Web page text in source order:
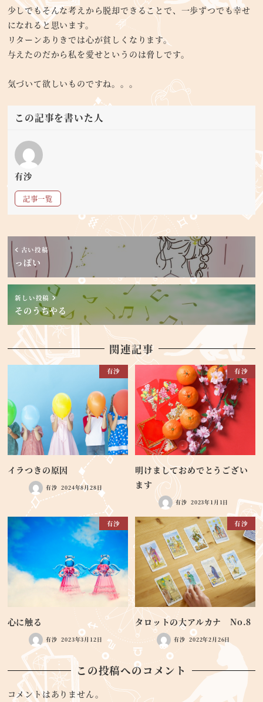
少しでもそんな考えから脱却できることで、一歩ずつでも幸せ
になれると思います。
リターンありきでは心が貧しくなります。
与えたのだから私を愛せというのは脅しです。
気づいて欲しいものですね。。。
この記事を書いた人
有沙
記事一覧
古い投稿
っぽい
新しい投稿
そのうちやる
関連記事
有沙
イラつきの原因
有沙 2024年8月28日
有沙
明けましておめでとうござい
ます
有沙 2023年1月1日
有沙
心に触る
有沙 2023年3月12日
有沙
タロットの大アルカナ No.8
有沙 2022年2月26日
この投稿へのコメント
コメントはありません。